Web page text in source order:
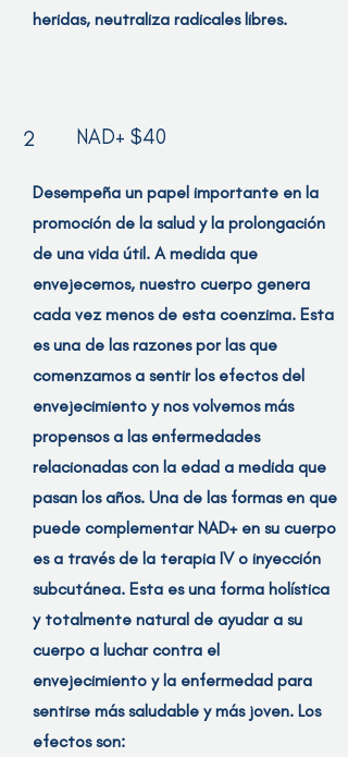
heridas, neutraliza radicales libres.
2 NAD+ $40
Desempeña un papel importante en la
promoción de la salud y la prolongación
de una vida útil. A medida que
envejecemos, nuestro cuerpo genera
cada vez menos de esta coenzima. Esta
es una de las razones por las que
comenzamos a sentir los efectos del
envejecimiento y nos volvemos más
propensos a las enfermedades
relacionadas con la edad a medida que
pasan los años. Una de las formas en que
puede complementar NAD+ en su cuerpo
es a través de la terapia IV o inyección
subcutánea. Esta es una forma holística
y totalmente natural de ayudar a su
cuerpo a luchar contra el
envejecimiento y la enfermedad para
sentirse más saludable y más joven. Los
efectos son: